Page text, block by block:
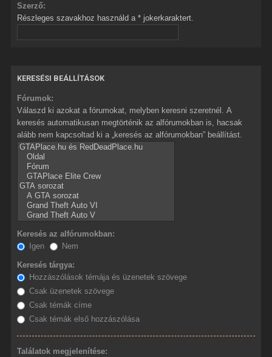
Szerző:
Részleges szavakhoz használd a * jokerkaraktert.
KERESÉSI BEÁLLÍTÁSOK
Fórumok:
Válaszd ki azokat a fórumokat, melyben keresni szeretnél. A
keresés automatikusan megtörténik az alfórumokban is, hacsak
alább nem kapcsoltad ki a „keresés az alfórumokban” beállítást.
Keresés az alfórumokban:
Igen
Nem
Keresés tárgya:
Hozzászólások témája és üzenetek szövege
Csak üzenetek szövege
Csak témák címe
Csak témák első hozzászólása
Találatok megjelenítése: